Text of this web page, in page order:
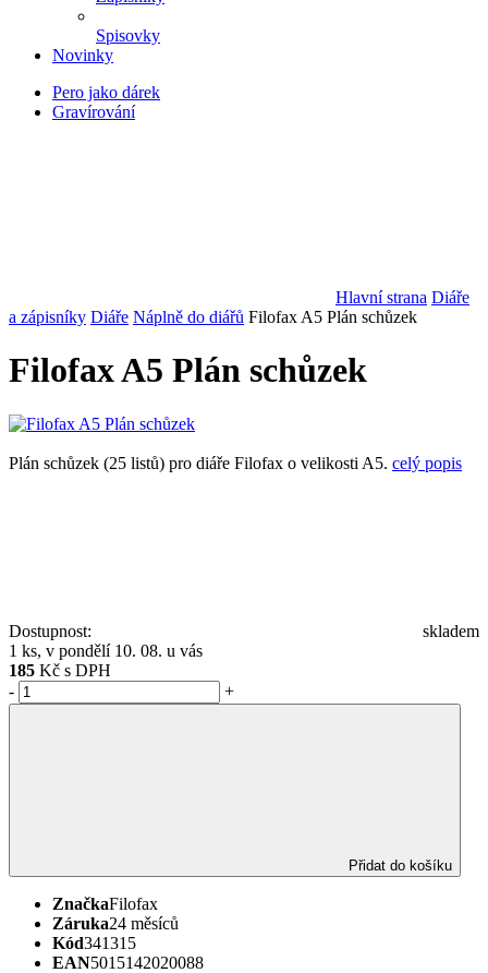
Spisovky
Novinky
Pero jako dárek
Gravírování
Hlavní strana Diáře
a zápisníky Diáře Náplně do diářů Filofax A5 Plán schůzek
Filofax A5 Plán schůzek
Plán schůzek (25 listů) pro diáře Filofax o velikosti A5. celý popis
Dostupnost:
skladem
1 ks, v pondělí 10. 08. u vás
185 Kč s DPH
-
+
Přidat do košíku
ZnačkaFilofax
Záruka24 měsíců
Kód341315
EAN5015142020088